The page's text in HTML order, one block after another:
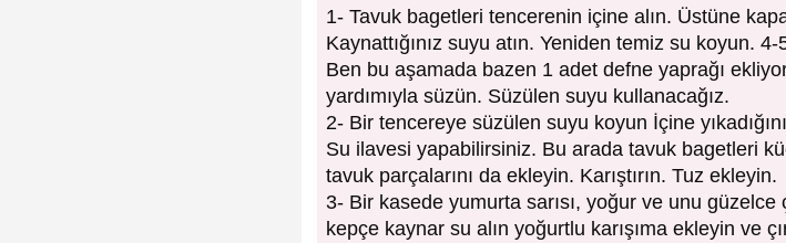
1- Tavuk bagetleri tencerenin içine alın. Üstüne
Kaynattığınız suyu atın. Yeniden temiz su koyun.
Ben bu aşamada bazen 1 adet defne yaprağı
yardımıyla süzün. Süzülen suyu kullanacağız.
2- Bir tencereye süzülen suyu koyun İçine
Su ilavesi yapabilirsiniz. Bu arada tavuk bagetleri
tavuk parçalarını da ekleyin. Karıştırın. Tuz ekleyin.
3- Bir kasede yumurta sarısı, yoğur ve unu
kepçe kaynar su alın yoğurtlu karışıma ekleyin ve